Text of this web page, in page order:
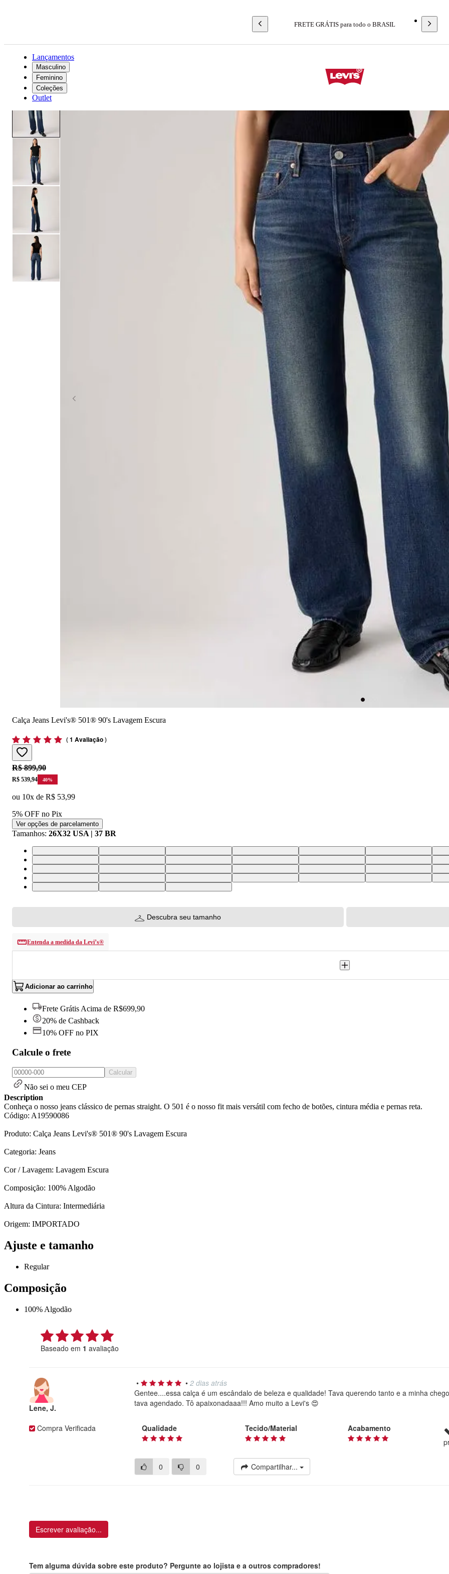
FRETE GRÁTIS para todo o BRASIL
Lançamentos
Masculino
Feminino
Coleções
Outlet
Feminino
Calça Jeans Levi's® 501® 90's Lavagem Escura
(1 Avaliação)
Original price:
R$ 899,90
Price:
R$ 539,94 40%
ou 10x de R$ 53,99
5% OFF no Pix
Ver opções de parcelamento
Tamanhos: 26X32 USA | 37 BR
25X32 USA | 36 BR26X32 USA | 37 BR27X32 USA | 38 BR28X32 USA | 39 BR29X32 USA | 40 BR30X32 USA | 41 BR
34X32 USA | 46 BR32X30 USA | 43 BR26X28 USA | 37 BR28X28 USA | 39 BR30X28 USA | 41 BR32X28 USA | 43 BR
24X28 USA | 34 BR31X30 USA | 42 BR33X34 USA | 44 BR24X34 USA | 36 BR25X34 USA | 36 BR26X34 USA | 37 BR
30X34 USA | 41 BR31X34 USA | 42 BR32X34 USA | 43 BR24X32 USA | 36 BR34X34 USA | 46 BR24X30 USA | 36 BR
28X30 USA | 39 BR29X30 USA | 40 BR30X30 USA | 41 BR
Descubra seu tamanho
Entenda a medida da Levi’s®
Adicionar ao carrinho
Frete Grátis Acima de R$699,90
20% de Cashback
10% OFF no PIX
Calcule o frete
Calcular
Não sei o meu CEP
Description
Conheça o nosso jeans clássico de pernas straight. O 501 é o nosso fit mais versátil com fecho de botões, cintura média e pernas reta.
Código: A19590086
Produto: Calça Jeans Levi's® 501® 90's Lavagem Escura
Categoria: Jeans
Cor / Lavagem: Lavagem Escura
Composição: 100% Algodão
Altura da Cintura: Intermediária
Origem: IMPORTADO
Ajuste e tamanho
Regular
Composição
100% Algodão
Baseado em 1 avaliação
Lene, J.
Compra Verificada
• • 2 dias atrás
Gentee....essa calça é um escândalo de beleza e qualidade! Tava querendo tanto e a minha
tava agendado. Tô apaixonadaaa!!! Amo muito a Levi's 😍
Qualidade Tecido/Material Acabamento
0 0 Compartilhar...
Escrever avaliação...
Tem alguma dúvida sobre este produto? Pergunte ao lojista e a outros compradores!